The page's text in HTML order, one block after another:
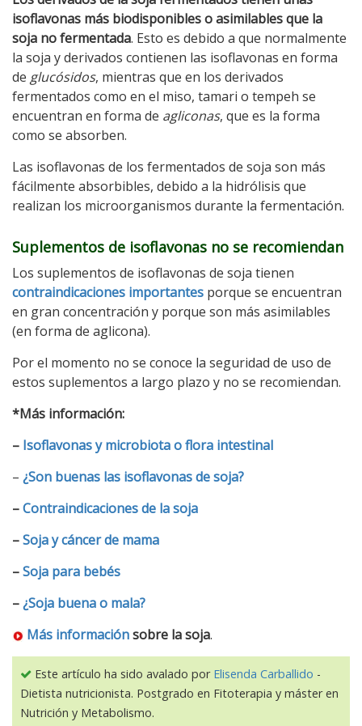
isoflavonas más biodisponibles o asimilables que la
soja no fermentada. Esto es debido a que normalmente
la soja y derivados contienen las isoflavonas en forma
de glucósidos, mientras que en los derivados
fermentados como en el miso, tamari o tempeh se
encuentran en forma de agliconas, que es la forma
como se absorben.
Las isoflavonas de los fermentados de soja son más
fácilmente absorbibles, debido a la hidrólisis que
realizan los microorganismos durante la fermentación.
Suplementos de isoflavonas no se recomiendan
Los suplementos de isoflavonas de soja tienen
contraindicaciones importantes porque se encuentran
en gran concentración y porque son más asimilables
(en forma de aglicona).
Por el momento no se conoce la seguridad de uso de
estos suplementos a largo plazo y no se recomiendan.
*Más información:
– Isoflavonas y microbiota o flora intestinal
– ¿Son buenas las isoflavonas de soja?
–Contraindicaciones de la soja
–Soja y cáncer de mama
–Soja para bebés
–¿Soja buena o mala?
Más informaciónsobre la soja.
Este artículo ha sido avalado por Elisenda Carballido -
Dietista nutricionista. Postgrado en Fitoterapia y máster en
Nutrición y Metabolismo.